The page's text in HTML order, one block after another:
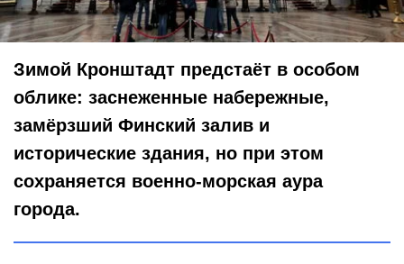
Global Look Press/ Maksim Konstantinov
Зимой Кронштадт предстаёт в особом
облике: заснеженные набережные,
замёрзший Финский залив и
исторические здания, но при этом
сохраняется военно‑морская аура
города.